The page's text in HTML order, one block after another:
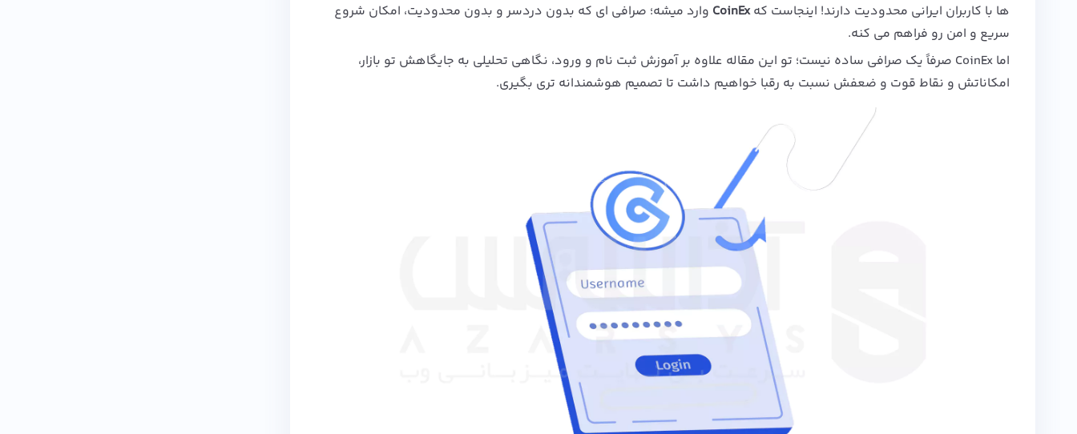
ها با کاربران ایرانی محدودیت دارند! اینجاست کهCoinEx وارد میشه؛ صرافی‌ ای که بدون دردسر و بدون محدودیت، امکان شروع
سریع و امن رو فراهم می‌ کنه.
اما CoinEx صرفاً یک صرافی ساده نیست؛ تو این مقاله علاوه بر آموزش ثبت‌ نام و ورود، نگاهی تحلیلی به جایگاهش تو بازار،
امکاناتش و نقاط قوت و ضعفش نسبت به رقبا خواهیم داشت تا تصمیم هوشمندانه‌ تری بگیری.